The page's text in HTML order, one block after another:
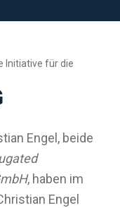
Initiative für die
Engel, beide
, haben im
Engel